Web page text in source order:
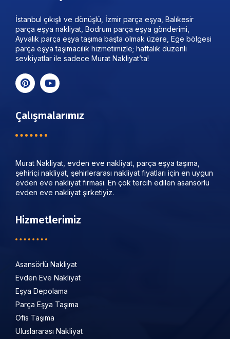
İstanbul çıkışlı ve dönüşlü, İzmir parça eşya, Balıkesir
parça eşya nakliyat, Bodrum parça eşya gönderimi,
Ayvalık parça eşya taşıma başta olmak üzere, Ege bölgesi
parça eşya taşımacılık hizmetimizle; haftalık düzenli
sevkiyatlar ile sadece Murat Nakliyat’ta!
Çalışmalarımız
Murat Nakliyat, evden eve nakliyat, parça eşya taşıma,
şehiriçi nakliyat, şehirlerarası nakliyat fiyatları için en uygun
evden eve nakliyat firması. En çok tercih edilen asansörlü
evden eve nakliyat şirketiyiz.
Hizmetlerimiz
Asansörlü Nakliyat
Evden Eve Nakliyat
Eşya Depolama
Parça Eşya Taşıma
Ofis Taşıma
Uluslararası Nakliyat